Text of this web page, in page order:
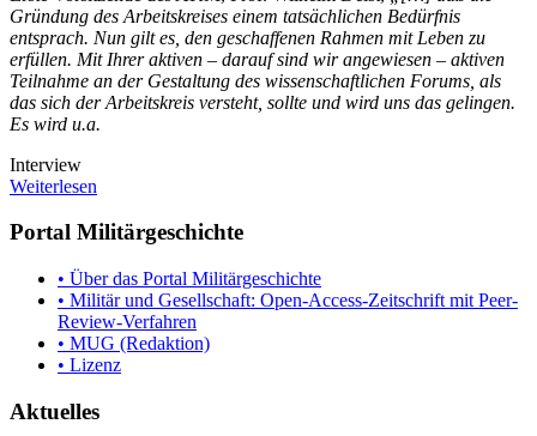
Gründung des Arbeitskreises einem tatsächlichen Bedürfnis
entsprach. Nun gilt es, den geschaffenen Rahmen mit Leben zu
erfüllen. Mit Ihrer aktiven – darauf sind wir angewiesen – aktiven
Teilnahme an der Gestaltung des wissenschaftlichen Forums, als
das sich der Arbeitskreis versteht, sollte und wird uns das gelingen.
Es wird u.a.
Interview
Weiterlesen
Portal Militärgeschichte
• Über das Portal Militärgeschichte
• Militär und Gesellschaft: Open-Access-Zeitschrift mit Peer-
Review-Verfahren
• MUG (Redaktion)
• Lizenz
Aktuelles